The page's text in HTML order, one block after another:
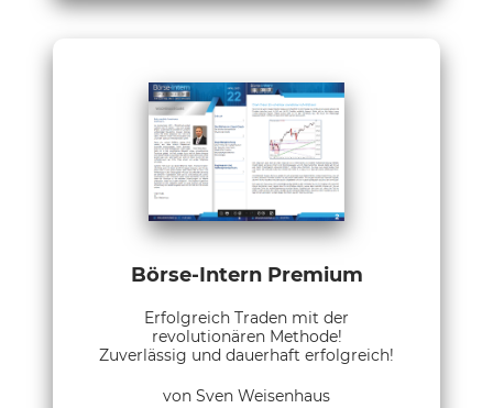
Börse-Intern Premium
Erfolgreich Traden mit der
revolutionären Methode!
Zuverlässig und dauerhaft erfolgreich!
von Sven Weisenhaus